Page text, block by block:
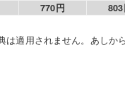
770円
適用されません。あしか